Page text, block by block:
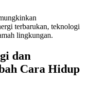
terbarukan, teknologi
lingkungan.
dan
Cara Hidup